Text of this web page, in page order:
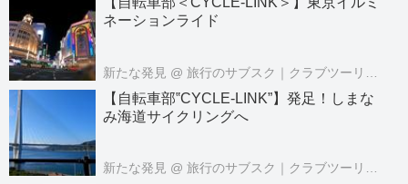
ネーションライド
新たな発見 @ 旅行のサブスク｜クラブツーリズムPASS公式
【自転車部‟CYCLE‐LINK”】発足！しまな
み海道サイクリングへ
新たな発見 @ 旅行のサブスク｜クラブツーリズムPASS公式